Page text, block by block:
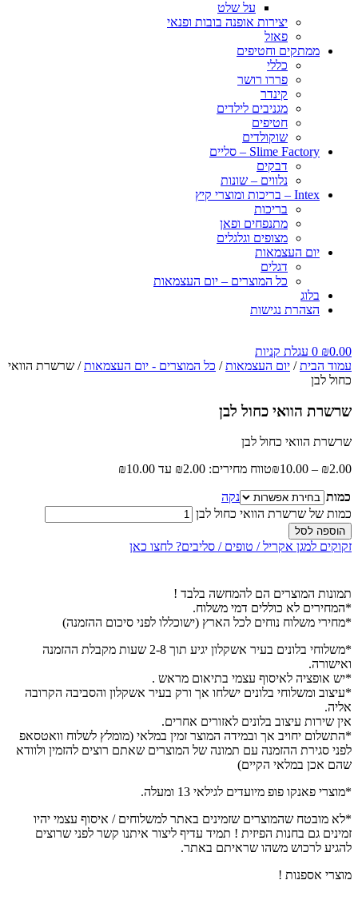
על שלט
יצירות אופנה בובות ופנאי
פאזל
ממתקים וחטיפים
כללי
פררו רושר
קינדר
מגניבים לילדים
חטיפים
שוקולדים
Slime Factory – סליים
דבקים
נלווים – שונות
Intex – בריכות ומוצרי קיץ
בריכות
מתנפחים ופאן
מצופים וגלגלים
יום העצמאות
דגלים
כל המוצרים – יום העצמאות
בלוג
הצהרת נגישות
₪0.00
0 עגלת קניות
עמוד הבית/ יום העצמאות/ כל המוצרים - יום העצמאות/ שרשרת הוואי
כחול לבן
שרשרת הוואי כחול לבן
שרשרת הוואי כחול לבן
₪2.00
–
₪10.00 טווח מחירים: ⁦₪2.00⁩ עד ⁦₪10.00⁩
כמות
נקה
כמות של שרשרת הוואי כחול לבן
הוספה לסל
זקוקים למגן אקריל / טופים / סליבים? לחצו כאן
תמונות המוצרים הם להמחשה בלבד !
*המחירים לא כוללים דמי משלוח.
*מחירי משלוח נוחים לכל הארץ (ישוכללו לפני סיכום ההזמנה)
*משלוחי בלונים בעיר אשקלון יגיע תוך 2-8 שעות מקבלת ההזמנה
ואישורה.
*יש אופציה לאיסוף עצמי בתיאום מראש .
*עיצוב ומשלוחי בלונים ישלחו אך ורק בעיר אשקלון והסביבה הקרובה
אליה.
אין שירות עיצוב בלונים לאזורים אחרים.
*התשלום יחויב אך ובמידה המוצר זמין במלאי (מומלץ לשלוח וואטסאפ
לפני סגירת ההזמנה עם תמונה של המוצרים שאתם רוצים להזמין ולוודא
שהם אכן במלאי הקיים)
*מוצרי פאנקו פופ מיועדים לגילאי 13 ומעלה.
*לא מובטח שהמוצרים שזמינים באתר למשלוחים / איסוף עצמי יהיו
זמינים גם בחנות הפיזית ! תמיד עדיף ליצור איתנו קשר לפני שרוצים
להגיע לרכוש משהו שראיתם באתר.
מוצרי אספנות !